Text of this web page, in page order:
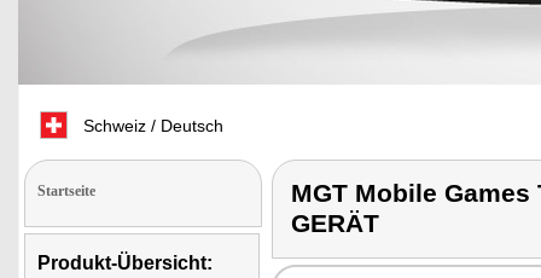
Schweiz / Deutsch
Startseite
Produkt-Übersicht:
MGT Mobile Games
GERÄT